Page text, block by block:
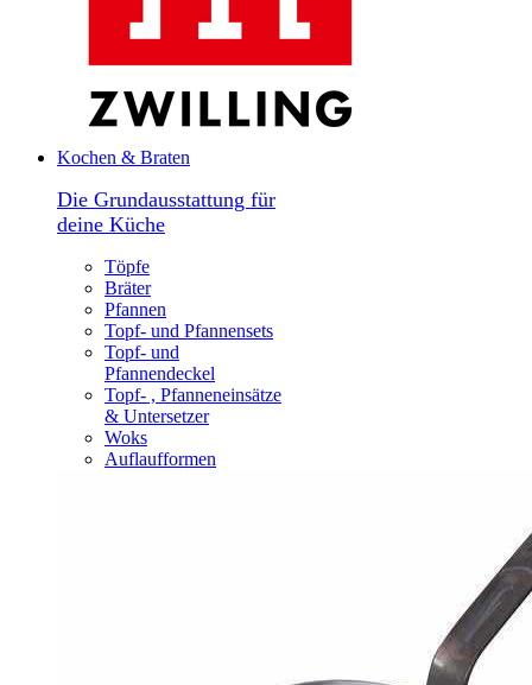
Kochen & Braten
Die Grundausstattung für
deine Küche
Töpfe
Bräter
Pfannen
Topf- und Pfannensets
Topf- und
Pfannendeckel
Topf- , Pfanneneinsätze
& Untersetzer
Woks
Auflaufformen